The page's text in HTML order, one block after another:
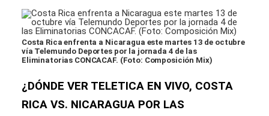
Costa Rica enfrenta a Nicaragua este martes 13 de octubre
vía Telemundo Deportes por la jornada 4 de las
Eliminatorias CONCACAF. (Foto: Composición Mix)
¿DÓNDE VER TELETICA EN VIVO, COSTA
RICA VS. NICARAGUA POR LAS